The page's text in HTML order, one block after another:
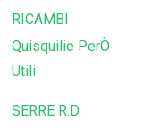
RICAMBI
Quisquilie PerÒ
Utili
SERRE R.D.